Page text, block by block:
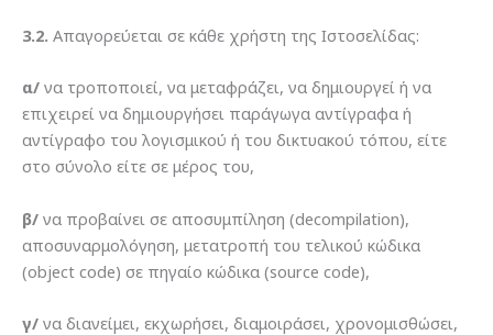
3.2. Απαγορεύεται σε κάθε χρήστη της Ιστοσελίδας:
α/ να τροποποιεί, να μεταφράζει, να δημιουργεί ή να
επιχειρεί να δημιουργήσει παράγωγα αντίγραφα ή
αντίγραφο του λογισμικού ή του δικτυακού τόπου, είτε
στο σύνολο είτε σε μέρος του,
β/ να προβαίνει σε αποσυμπίληση (decompilation),
αποσυναρμολόγηση, μετατροπή του τελικού κώδικα
(object code) σε πηγαίο κώδικα (source code),
γ/ να διανείμει, εκχωρήσει, διαμοιράσει, χρονομισθώσει,